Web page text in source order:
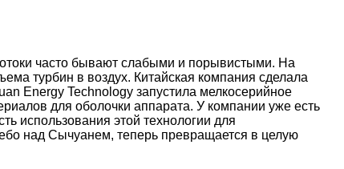
часто бывают слабыми и порывистыми. На
турбин в воздух. Китайская компания сделала
Energy Technology запустила мелкосерийное
для оболочки аппарата. У компании уже есть
использования этой технологии для
над Сычуанем, теперь превращается в целую